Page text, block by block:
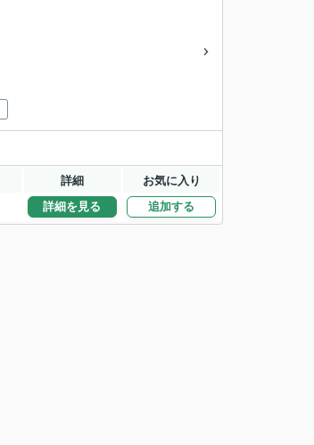
詳細 お気に入り
詳細を見る 追加する